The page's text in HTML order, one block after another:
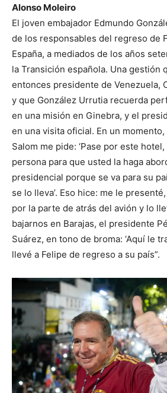
Alonso Moleiro
El joven embajador Edmundo
de los responsables del regreso de
España, a mediados de los años
la Transición española. Una gestión
entonces presidente de Venezuela,
y que González Urrutia recuerda
en una misión en Ginebra, y el
en una visita oficial. En un
Salom me pide: ‘Pase por este
persona para que usted la haga
presidencial porque se va para su
se lo lleva’. Eso hice: me le
por la parte de atrás del avión y lo
bajarnos en Barajas, el presidente
Suárez, en tono de broma: ‘Aquí le
llevé a Felipe de regreso a su país”.